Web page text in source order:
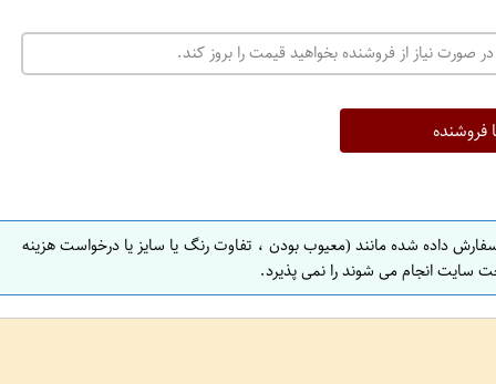
صورت نیاز از فروشنده بخواهید قیمت را بروز کند.
فروشنده
داده شده مانند (معیوب بودن ، تفاوت رنگ یا سایز یا درخواست هزینه
سایت انجام می شوند را نمی پذیرد.